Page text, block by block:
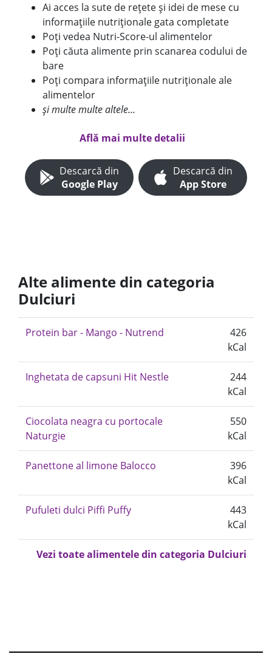
Ai acces la sute de rețete și idei de mese cu
informațiile nutriționale gata completate
Poți vedea Nutri-Score-ul alimentelor
Poți căuta alimente prin scanarea codului de
bare
Poți compara informațiile nutriționale ale
alimentelor
și multe multe altele...
Află mai multe detalii
Descarcă din
Google Play
Descarcă din
App Store
Alte alimente din categoria
Dulciuri
Protein bar - Mango - Nutrend
426
kCal
Inghetata de capsuni Hit Nestle
244
kCal
Ciocolata neagra cu portocale
Naturgie
550
kCal
Panettone al limone Balocco
396
kCal
Pufuleti dulci Piffi Puffy
443
kCal
Vezi toate alimentele din categoria Dulciuri